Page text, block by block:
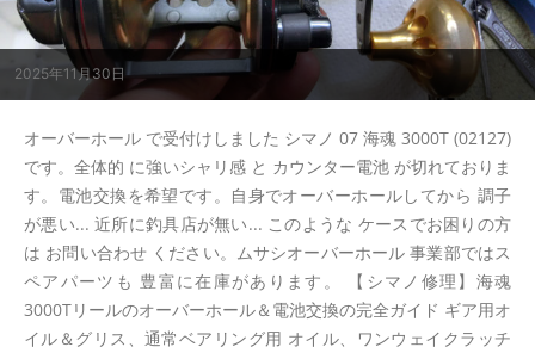
2025年11月30日
オーバーホール で受付けしました シマノ 07 海魂 3000T (02127)
です。全体的 に強いシャリ感 と カウンター電池 が切れておりま
す。電池交換を希望です。自身でオーバーホールしてから 調子
が悪い... 近所に釣具店が無い... このような ケースでお困りの方
は お問い合わせ ください。ムサシオーバーホール 事業部ではス
ペアパーツも 豊富に在庫があります。 【シマノ修理】海魂
3000Tリールのオーバーホール＆電池交換の完全ガイド ギア用オ
イル＆グリス、通常ベアリング用 オイル、ワンウェイクラッチ